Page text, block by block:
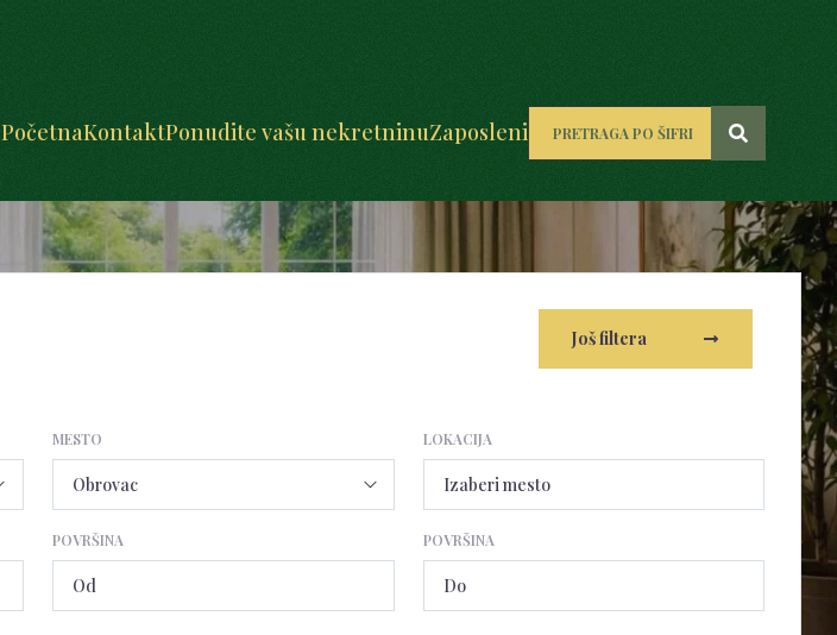
PočetnaKontaktPonudite vašu nekretninuZaposleni
Još filtera
MESTO LOKACIJA
Izaberi mesto
POVRŠINA POVRŠINA